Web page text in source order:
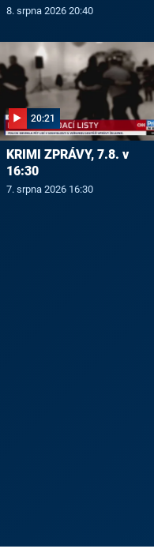
8. srpna 2026 20:40
20:21
KRIMI ZPRÁVY, 7.8. v
16:30
7. srpna 2026 16:30